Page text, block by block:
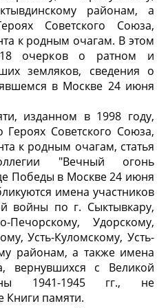
районам, а
Советского Союза,
к родным очагам. В этом
очерков о ратном и
земляков, сведения о
в Москве 24 июня
изданном в 1998 году,
Советского Союза,
к родным очагам, статья
"Вечный огонь
Победы в Москве 24 июня
имена участников
войны по г. Сыктывкару,
Печорскому, Удорскому,
Усть-Куломскому, Усть-
районам, а также имена
вернувшихся с Великой
1941-1945 гг., не
Книги памяти.